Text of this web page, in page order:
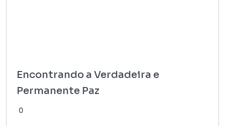
Encontrando a Verdadeira e
Permanente Paz
0